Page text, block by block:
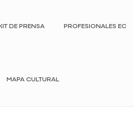
DE PRENSA PROFESIONALES EC
MAPA CULTURAL